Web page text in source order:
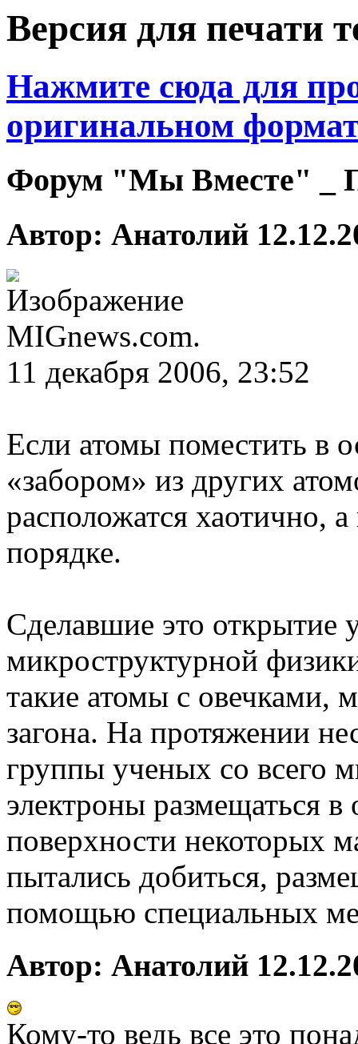
Версия для печати
Нажмите сюда для
оригинальном
Форум "Мы Вместе" _
Автор: Анатолий
MIGnews.com.
11 декабря 2006, 23:52
Если атомы поместить в
«забором» из других
расположатся хаотично,
порядке.
Сделавшие это открытие
микроструктурной
такие атомы с овечками,
загона. На протяжении
группы ученых со всего
электроны размещаться
поверхности некоторых
пытались добиться,
помощью специальных
Автор: Анатолий
Кому-то ведь все это